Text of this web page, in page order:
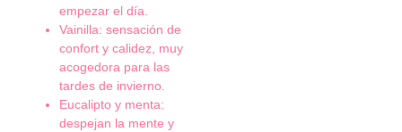
empezar el día.
Vainilla: sensación de
confort y calidez, muy
acogedora para las
tardes de invierno.
Eucalipto y menta:
despejan la mente y